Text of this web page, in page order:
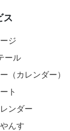
ス
ジ
ール
（カレンダー）
ト
ンダー
んす